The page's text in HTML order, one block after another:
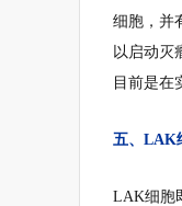
细胞，并
以启动灭
目前是在
五、LAK
LAK细胞